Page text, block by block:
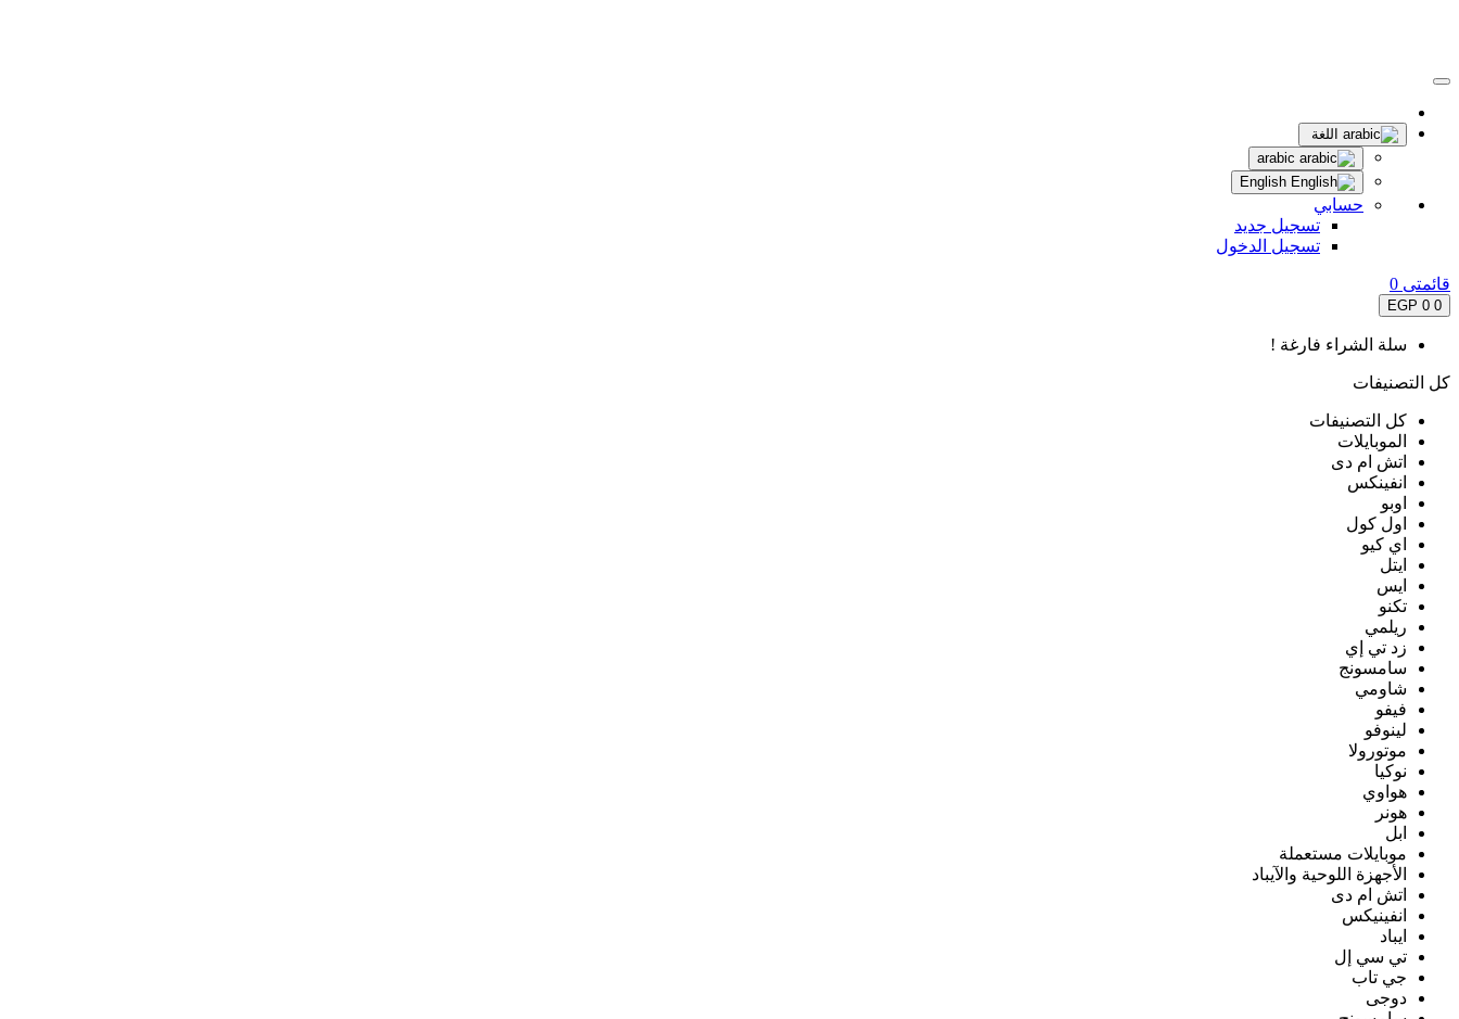
اللغة
حسابي
تسجيل جديد
تسجيل الدخول
قائمتى 0
0
0 EGP
سلة الشراء فارغة !
كل التصنيفات
كل التصنيفات
الموبايلات
اتش ام دى
انفينكس
اوبو
اول كول
اي كيو
ايتل
ايس
تكنو
ريلمي
زد تي إي
سامسونج
شاومي
فيفو
لينوفو
موتورولا
نوكيا
هواوي
هونر
ابل
موبايلات مستعملة
الأجهزة اللوحية والآيباد
اتش ام دى
انفينيكس
ايباد
تي سي إل
جي تاب
دوجى